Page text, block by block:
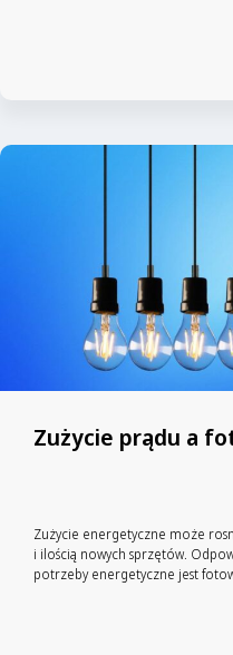
Zużycie prądu a
Zużycie energetyczne może
i ilością nowych sprzętów.
potrzeby energetyczne jest